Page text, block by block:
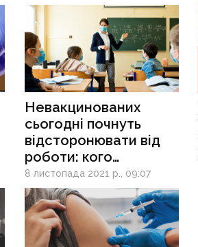
Невакцинованих
сьогодні почнуть
відсторонювати від
роботи: кого
торкнеться
8 листопада 2021 р., 09:07